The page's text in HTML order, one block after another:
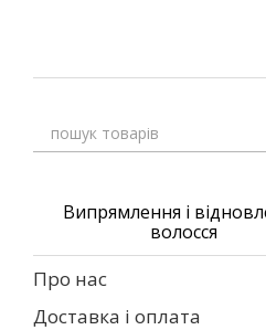
Випрямлення і
волосся
Про нас
Доставка і оплата